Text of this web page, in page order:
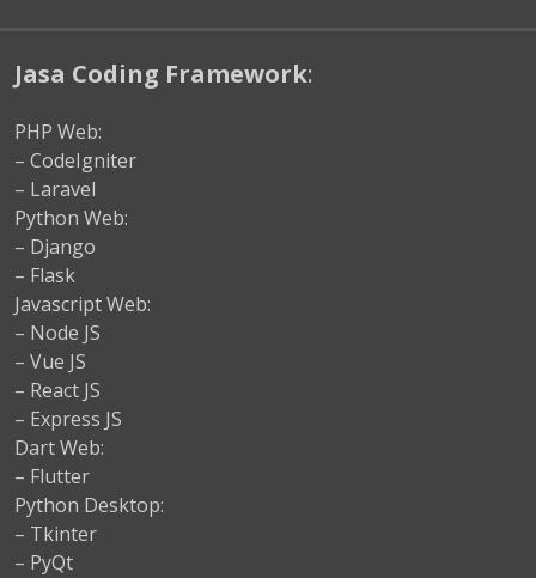
Jasa Coding Framework:
PHP Web:
– CodeIgniter
– Laravel
Python Web:
– Django
– Flask
Javascript Web:
– Node JS
– Vue JS
– React JS
– Express JS
Dart Web:
– Flutter
Python Desktop:
– Tkinter
– PyQt